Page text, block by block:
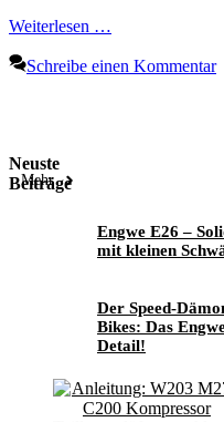
Weiterlesen …
Schreibe einen Kommentar
Neuste
Beiträge
Mehr
Engwe E26 –
mit kleinen
Der Speed-
Bikes: Das
Detail!